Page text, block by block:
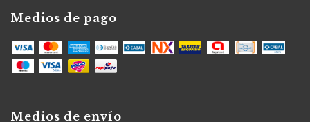
Medios de pago
Medios de envío